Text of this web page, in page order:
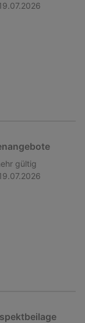
gültig